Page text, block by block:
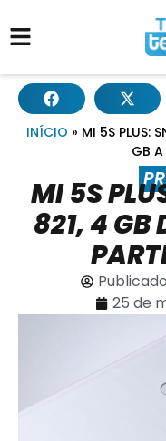
INÍCIO » MI 5S PLUS:
GB
MI 5S
821, 4 GB
25 de